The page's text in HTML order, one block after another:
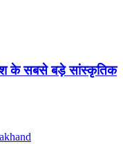
के सबसे बड़े सांस्कृतिक